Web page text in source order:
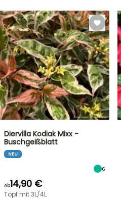
Diervilla Kodiak Mixx -
Buschgeißblatt
NEU
6
Ab14,90 €
Topf mit 3L/4L